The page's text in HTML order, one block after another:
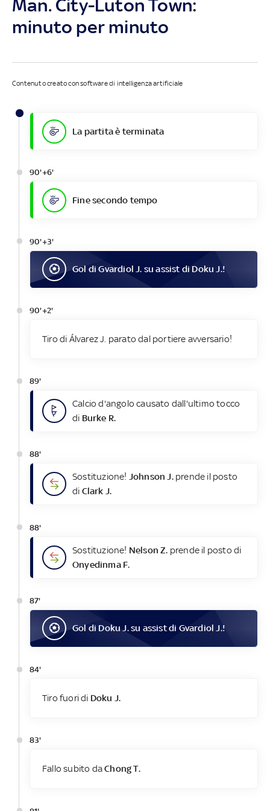
Man. City-Luton Town:
minuto per minuto
Contenuto creato con software di intelligenza artificiale
La partita è terminata
90'+6'
Fine secondo tempo
90'+3'
Gol diGvardiol J. su assist di Doku J.!
90'+2'
Tiro di Álvarez J. parato dal portiere avversario!
89'
Calcio d'angolo causato dall'ultimo tocco
di Burke R.
88'
Sostituzione! Johnson J.prende il posto
di Clark J.
88'
Sostituzione! Nelson Z. prende il posto di
Onyedinma F.
87'
Gol di Doku J.su assist di Gvardiol J.!
84'
Tiro fuori di Doku J.
83'
Fallo subito daChong T.